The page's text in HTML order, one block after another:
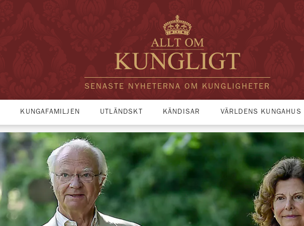
SENASTE NYHETERNA OM KUNGLIGHETER
KUNGAFAMILJEN UTLÄNDSKT KÄNDISAR VÄRLDENS KUNGAHUS